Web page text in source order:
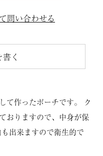
問い合わせる
く
て作ったポーチです。 ク
おりますので、中身が保
出来ますので衛生的で